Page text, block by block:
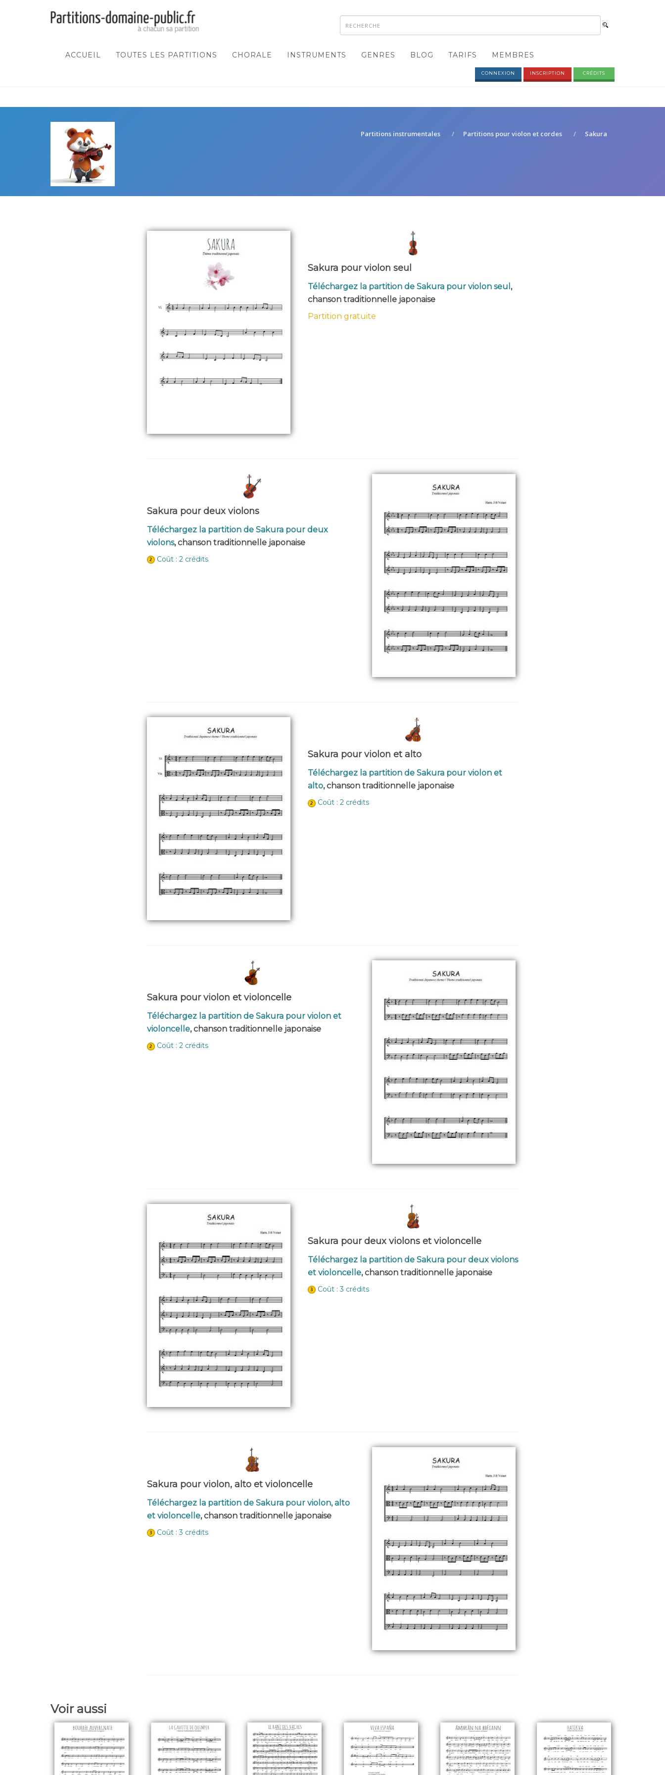
ACCUEIL TOUTES LES PARTITIONS CHORALE INSTRUMENTS GENRES BLOG TARIFS MEMBRES
CONNEXION INSCRIPTION CRÉDITS
Partitions instrumentales Partitions pour violon et cordes Sakura
Sakura pour violon seul
Téléchargez la partition de Sakura pour violon seul ,
chanson traditionnelle japonaise
Partition gratuite
Sakura pour deux violons
Téléchargez la partition de Sakura pour deux
violons, chanson traditionnelle japonaise
Coût : 2 crédits
Sakura pour violon et alto
Téléchargez la partition de Sakura pour violon et
alto, chanson traditionnelle japonaise
Coût : 2 crédits
Sakura pour violon et violoncelle
Téléchargez la partition de Sakura pour violon et
violoncelle, chanson traditionnelle japonaise
Coût : 2 crédits
Sakura pour deux violons et violoncelle
Téléchargez la partition de Sakura pour deux violons
et violoncelle, chanson traditionnelle japonaise
Coût : 3 crédits
Sakura pour violon, alto et violoncelle
Téléchargez la partition de Sakura pour violon, alto
et violoncelle, chanson traditionnelle japonaise
Coût : 3 crédits
Voir aussi